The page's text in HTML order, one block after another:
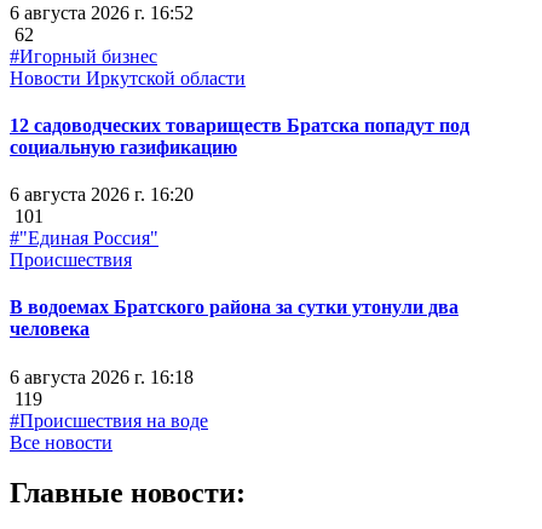
6 августа 2026 г. 16:52
62
#Игорный бизнес
Новости Иркутской области
12 садоводческих товариществ Братска попадут под
социальную газификацию
6 августа 2026 г. 16:20
101
#"Единая Россия"
Происшествия
В водоемах Братского района за сутки утонули два
человека
6 августа 2026 г. 16:18
119
#Происшествия на воде
Все новости
Главные новости: